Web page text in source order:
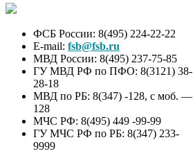
ФСБ России: 8(495) 224-22-22
E-mail: fsb@fsb.ru
МВД России: 8(495) 237-75-85
ГУ МВД РФ по ПФО: 8(3121) 38-
28-18
МВД по РБ: 8(347) -128, с моб. —
128
МЧС РФ: 8(495) 449 -99-99
ГУ МЧС РФ по РБ: 8(347) 233-
9999